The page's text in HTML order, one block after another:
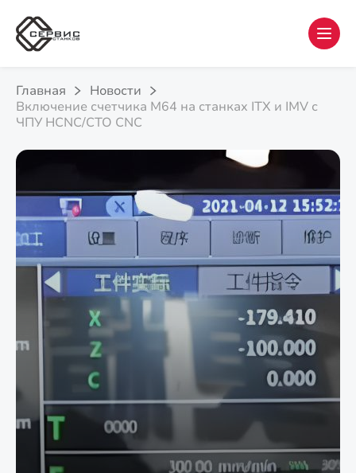
Главная
Новости
Включение счетчика М64 на станках ITX и IMV с
ЧПУ HCNC/CTO CNC